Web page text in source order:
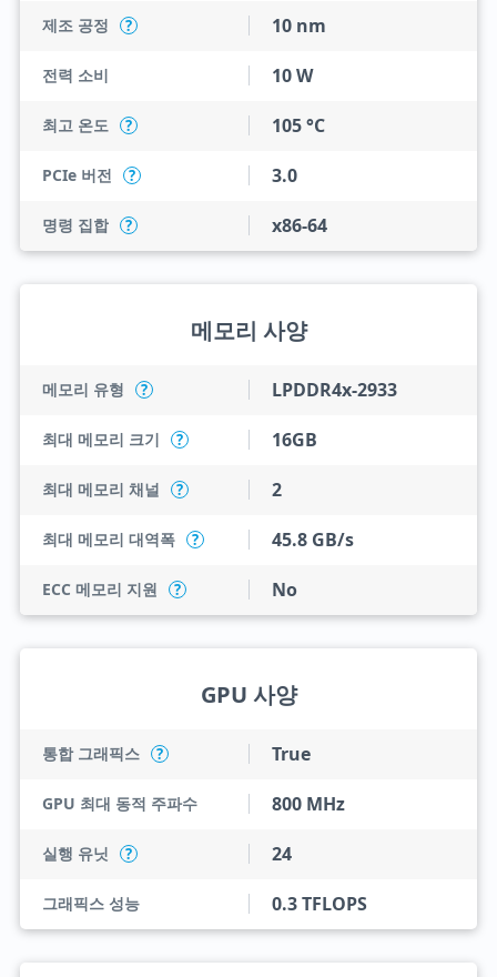
제조 공정 ? 10 nm
전력 소비 10 W
최고 온도 ? 105 °C
PCIe 버전 ? 3.0
명령 집합 ? x86-64
메모리 사양
메모리 유형 ? LPDDR4x-2933
최대 메모리 크기 ? 16GB
최대 메모리 채널 ? 2
최대 메모리 대역폭 ? 45.8 GB/s
ECC 메모리 지원 ? No
GPU 사양
통합 그래픽스 ? True
GPU 최대 동적 주파수 800 MHz
실행 유닛 ? 24
그래픽스 성능 0.3 TFLOPS